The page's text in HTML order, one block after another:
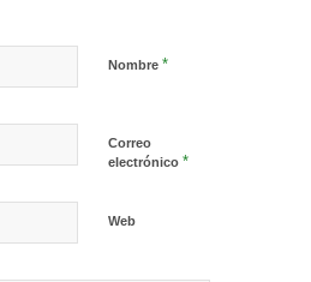
Nombre *
Correo
electrónico *
Web